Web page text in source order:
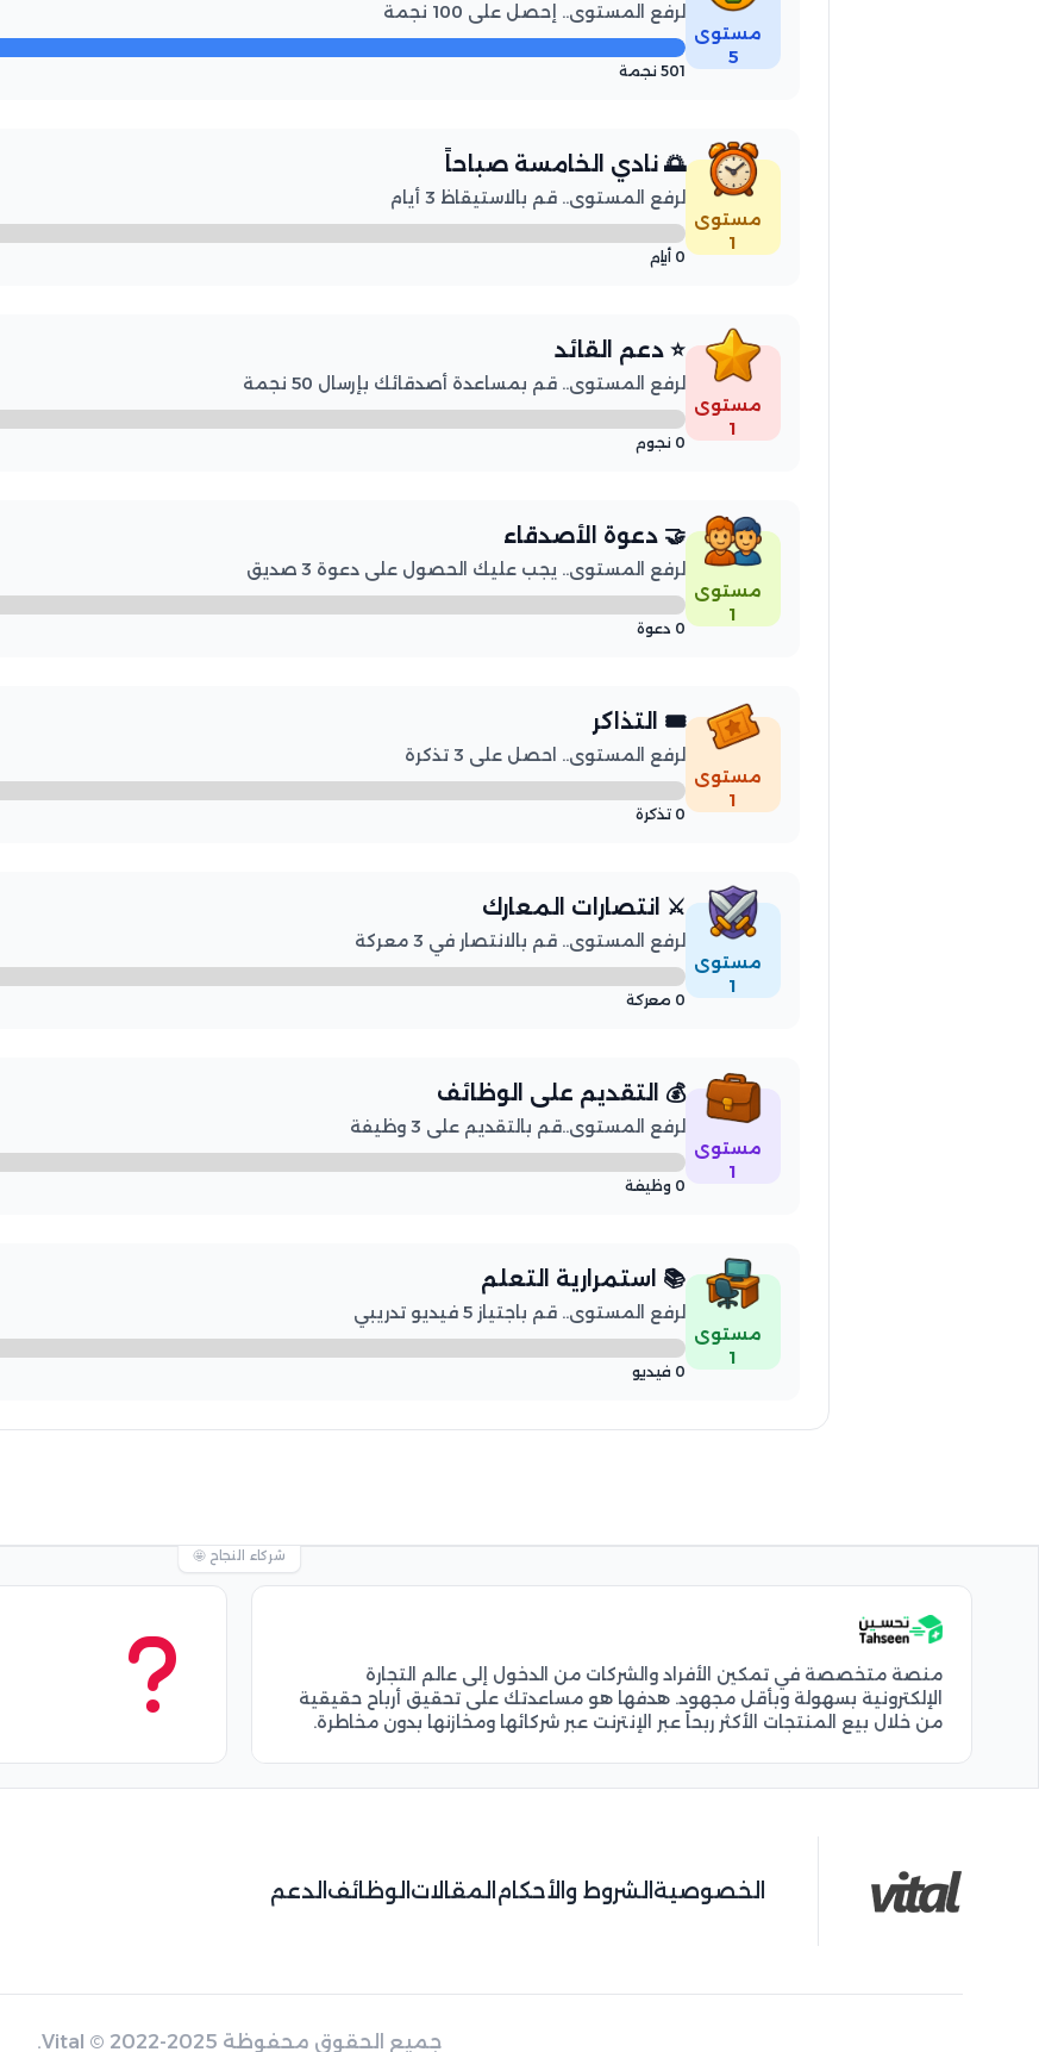
مستوى
5
لرفع المستوى.. إحصل على 100 نجمة
501 نجمة
مستوى
1
🌅 نادي الخامسة صباحاً
لرفع المستوى.. قم بالاستيقاظ 3 أيام
0 أيام
مستوى
1
⭐ دعم القائد
لرفع المستوى.. قم بمساعدة أصدقائك بإرسال 50 نجمة
0 نجوم
مستوى
1
🤝 دعوة الأصدقاء
لرفع المستوى.. يجب عليك الحصول على دعوة 3 صديق
0 دعوة
مستوى
1
🎟️ التذاكر
لرفع المستوى.. احصل على 3 تذكرة
0 تذكرة
مستوى
1
⚔️ انتصارات المعارك
لرفع المستوى.. قم بالانتصار في 3 معركة
0 معركة
مستوى
1
💰 التقديم على الوظائف
لرفع المستوى..قم بالتقديم على 3 وظيفة
0 وظيفة
مستوى
1
📚 استمرارية التعلم
لرفع المستوى.. قم باجتياز 5 فيديو تدريبي
0 فيديو
شركاء النجاح 🤩
منصة متخصصة في تمكين الأفراد والشركات من الدخول إلى عالم التجارة
الإلكترونية بسهولة وبأقل مجهود. هدفها هو مساعدتك على تحقيق أرباح حقيقية
من خلال بيع المنتجات الأكثر ربحاً عبر الإنترنت عبر شركائها ومخازنها بدون مخاطرة.
الخصوصية الشروط والأحكام المقالات الوظائف الدعم
جميع الحقوق محفوظة Vital © 2022-2025.